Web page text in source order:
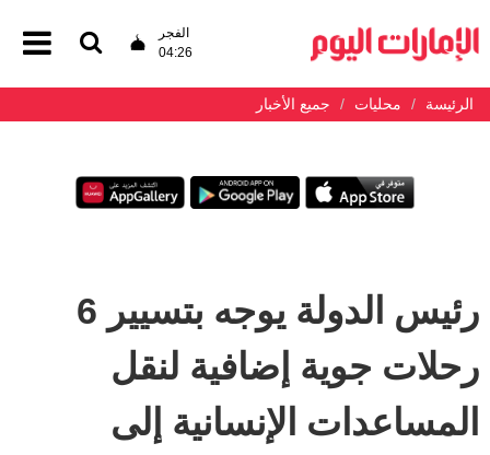
الفجر
04:26
الرئيسة محليات جميع الأخبار
رئيس الدولة يوجه بتسيير 6
رحلات جوية إضافية لنقل
المساعدات الإنسانية إلى